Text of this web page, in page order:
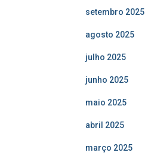
setembro 2025
agosto 2025
julho 2025
junho 2025
maio 2025
abril 2025
março 2025